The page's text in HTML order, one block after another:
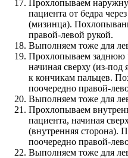
Прохлопываем
пациента от бедра
(мизинца).
правой-левой рукой.
Выполняем тоже для
Прохлопываем заднюю
начиная сверху (из-под
к кончикам пальцев.
поочередно правой-
Выполняем тоже для
Прохлопываем
пациента, начиная
(внутренняя сторона).
поочередно правой-
Выполняем тоже для